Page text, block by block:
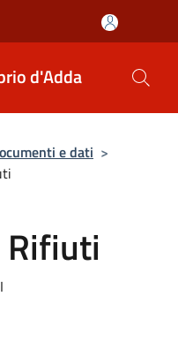
d'Adda
e dati >
Rifiuti